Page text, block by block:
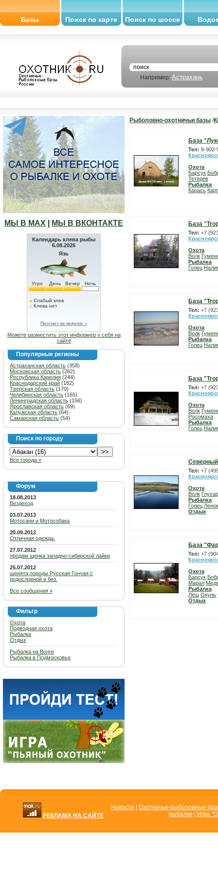
Базы Поиск по карте Поиск по шоссе
Например: Астрахань
МЫ В МАХ МЫ В ВКОНТАКТЕ
Календарь клева рыбы
6.08.2026
Язь
Утро День Вечер Ночь
Слабый клев
Клева нет
Прогноз на неделю »
Можете разместить этот информер у себя на
сайте
Популярные регионы
Астраханская область (358)
Московская область (262)
Республика Карелия (244)
Краснодарский край (182)
Тверская область (170)
Челябинская область (165)
Ленинградская область (156)
Ярославская область (69)
Калужская область (64)
Самарская область (54)
Поиск по городу
Все города »
Форум
18.08.2013
Вездеход
03.07.2013
Мотосани и Мотособака
20.09.2012
Отличная одежда.
27.07.2012
продам щенка западно-сибирской лайки
25.07.2012
щенята породы Русская Гончая с
родословной и без.
Все сообщения »
Фильтр
Охота
Подводная охота
Рыбалка
Отдых
Рыбалка на Волге
Рыбалка в Подмосковье
Рыболовно-охотничьи базы /
База
Тел: 8-902-
Охота
Барсук
Тетерев
Рыбалка
Карась
База
Тел: +7
Охота
Волк
Рыбалка
Голец
База
Тел: +7
Охота
Волк
Рыбалка
Голец
База
Тел: +7
Охота
Волк
Росомаха
Рыбалка
Голец
Тел: +7
Охота
Волк
Рыбалка
Голец Ленок
Отдых
База
Тел: +7
Охота
Барсук
Марал
Рыбалка
Лещ Окунь
Отдых
РЕКЛАМА НА САЙТЕ
Новости
Охотничье-рыболовные
рыбалке
Игра